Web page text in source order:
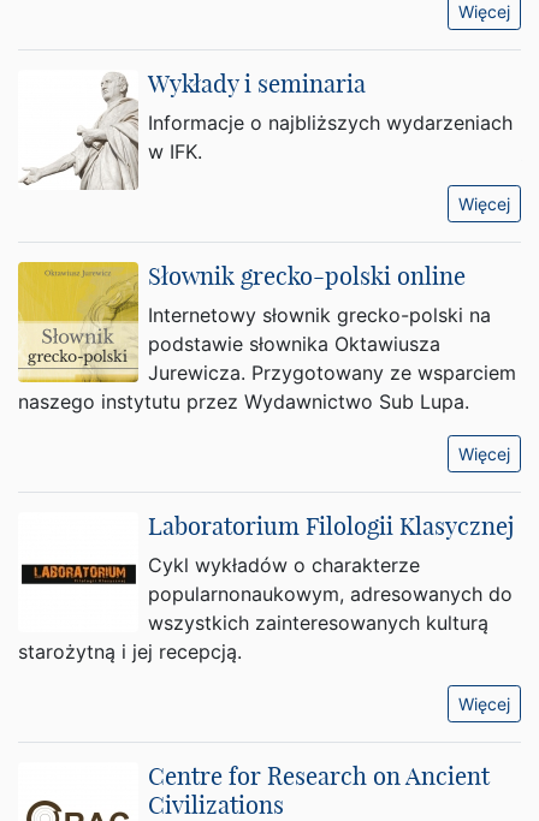
Więcej
Wykłady i seminaria
Informacje o najbliższych wydarzeniach
w IFK.
Więcej
Słownik grecko-polski online
Internetowy słownik grecko-polski na
podstawie słownika Oktawiusza
Jurewicza. Przygotowany ze wsparciem
naszego instytutu przez Wydawnictwo Sub Lupa.
Więcej
Laboratorium Filologii Klasycznej
Cykl wykładów o charakterze
popularnonaukowym, adresowanych do
wszystkich zainteresowanych kulturą
starożytną i jej recepcją.
Więcej
Centre for Research on Ancient
Civilizations